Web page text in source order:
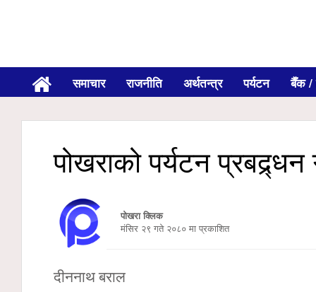
समाचार राजनीति अर्थतन्त्र पर्यटन बैँक /
पोखराको पर्यटन
पोखरा क्लिक
मंसिर २९ गते २०८० मा प्रकाशित
दीननाथ बराल